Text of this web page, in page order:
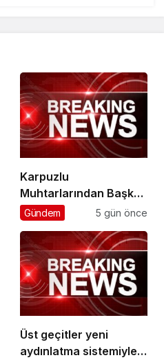
Karpuzlu
Muhtarlarından Başkan
Çerçioğlu’na Hizmet
Gündem 5 gün önce
Üst geçitler yeni
aydınlatma sistemiyle